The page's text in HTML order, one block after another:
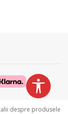
despre produsele